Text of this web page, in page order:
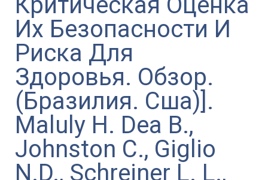
Их Безопасности И
Риска Для
Здоровья. Обзор.
(Бразилия. Сша)].
Maluly H. Dea B.,
Johnston C., Giglio
N.D., Schreiner L. L.,